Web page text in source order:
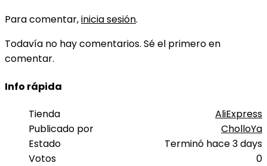
Para comentar,inicia sesión.
Todavía no hay comentarios. Sé el primero en
comentar.
Info rápida
Tienda
AliExpress
Publicado por
CholloYa
Estado
Terminó hace 3 days
Votos
0